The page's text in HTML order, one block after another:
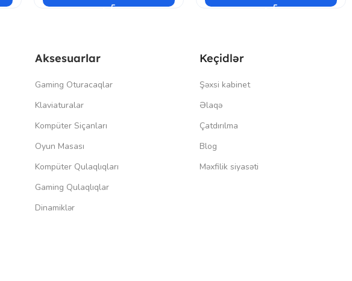
Aksesuarlar
Gaming Oturacaqlar
Klaviaturalar
Kompüter Siçanları
Oyun Masası
Kompüter Qulaqlıqları
Gaming Qulaqlıqlar
Dinamiklər
Keçidlər
Şəxsi kabinet
Əlaqə
Çatdırılma
Blog
Məxfilik siyasəti